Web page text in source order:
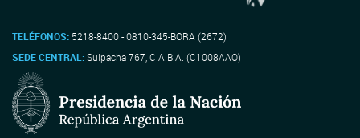
TELÉFONOS: 5218-8400 - 0810-345-BORA (2672)
SEDE CENTRAL:Suipacha 767, C.A.B.A. (C1008AAO)